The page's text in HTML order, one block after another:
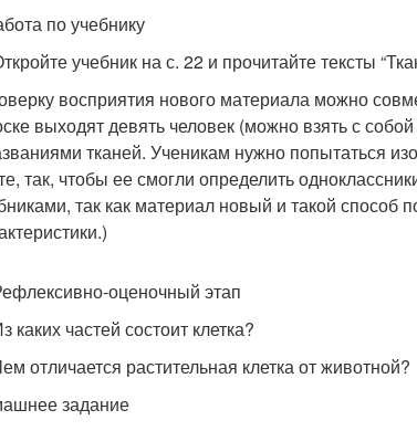
по учебнику
учебник на с. 22 и прочитайте тексты
восприятия нового материала можно
выходят девять человек (можно взять с
тканей. Ученикам нужно попытаться
так, чтобы ее смогли определить
так как материал новый и такой способ
оценочный этап
каких частей состоит клетка?
отличается растительная клетка от животной?
задание